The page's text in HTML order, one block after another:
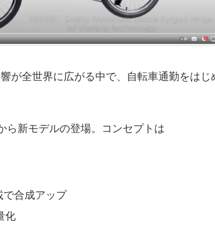
が全世界に広がる中で、自転車通勤をは
ら新モデルの登場。コンセプトは
で合成アップ
化